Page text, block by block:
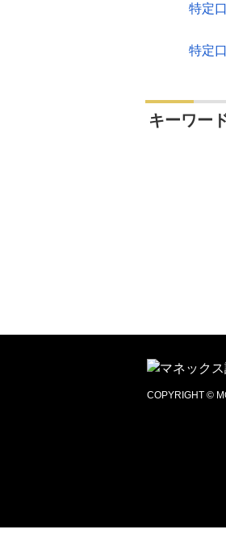
特定
特定
キーワー
COPYRIGHT ©